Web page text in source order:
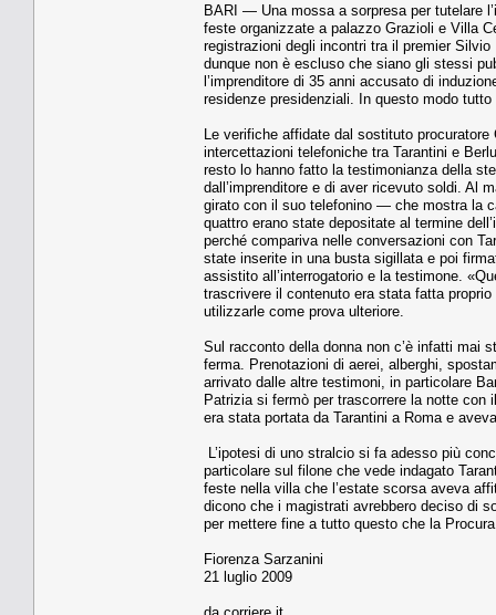
BARI — Una mossa a sorpresa per tutelare
feste organizzate a palazzo Grazioli e Vil­la
registrazioni degli incontri tra il premier
dunque non è esclu­so che siano gli stessi
l’imprenditore di 35 anni accusato di
residenze presidenziali. In questo modo
Le verifiche affidate dal sostitu­to
intercetta­zioni telefoniche tra Tarantini e
resto lo hanno fatto la testimonianza della
dall’imprenditore e di aver ricevuto soldi. Al
girato con il suo telefonino — che mostra la
quattro erano state de­positate al termine
perché compariva nelle con­versazioni con
state inserite in una busta sigillata e poi
assistito all’in­terrogatorio e la testimone.
trascrivere il contenuto era stata fatta
utilizzarle come prova ulteriore.
Sul racconto della donna non c’è infatti mai
ferma. Prenotazioni di aerei, alber­ghi,
arrivato dalle altre testimoni, in particolare
Patrizia si fermò per trascorrere la notte con
era stata portata da Taranti­ni a Roma e
L’ipotesi di uno stralcio si fa adesso più
particolare sul filone che vede in­dagato
feste nella villa che l’estate scorsa aveva
dicono che i magistrati avrebbero deciso di
per mettere fine a tutto questo che la
Fiorenza Sarzanini
21 luglio 2009